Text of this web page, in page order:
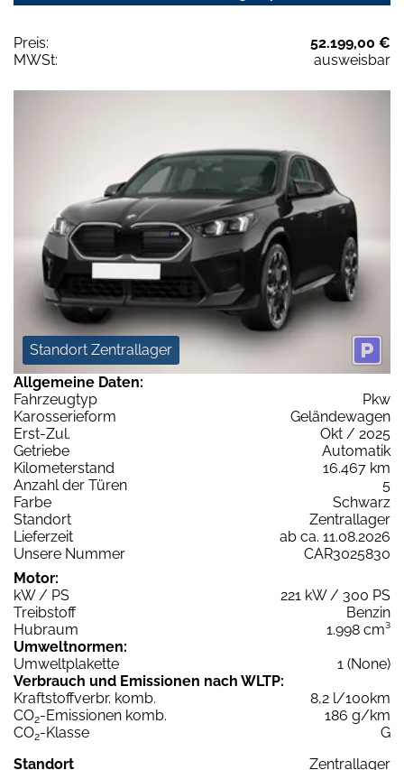
Preis:
52.199,00 €
MWSt:
ausweisbar
Standort Zentrallager
Allgemeine Daten:
Fahrzeugtyp
Pkw
Karosserieform
Geländewagen
Erst-Zul.
Okt / 2025
Getriebe
Automatik
Kilometerstand
16.467 km
Anzahl der Türen
5
Farbe
Schwarz
Standort
Zentrallager
Lieferzeit
ab ca. 11.08.2026
Unsere Nummer
CAR3025830
Motor:
kW / PS
221 kW / 300 PS
Treibstoff
Benzin
Hubraum
1.998 cm³
Umweltnormen:
Umweltplakette
1 (None)
Verbrauch und Emissionen nach WLTP:
Kraftstoffverbr. komb.
8,2 l/100km
CO2-Emissionen komb.
186 g/km
CO2-Klasse
G
Standort
Zentrallager